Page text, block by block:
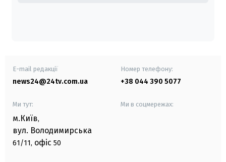
E-mail редакції
news24@24tv.com.ua
Номер телефону:
+38 044 390 5077
Ми тут:
м.Київ,
вул. Володимирська
61/11, офіс 50
Ми в соцмережах: